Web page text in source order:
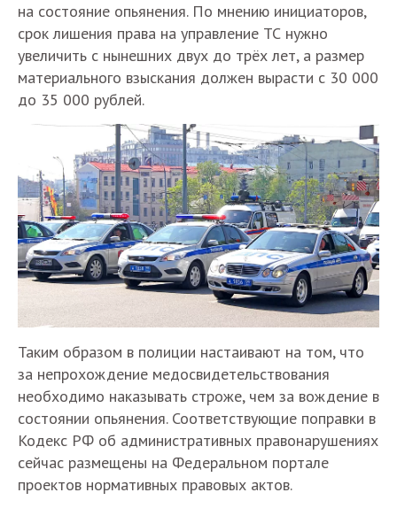
на состояние опьянения. По мнению инициаторов,
срок лишения права на управление ТС нужно
увеличить с нынешних двух до трёх лет, а размер
материального взыскания должен вырасти с 30 000
до 35 000 рублей.
Таким образом в полиции настаивают на том, что
за непрохождение медосвидетельствования
необходимо наказывать строже, чем за вождение в
состоянии опьянения. Соответствующие поправки в
Кодекс РФ об административных правонарушениях
сейчас размещены на Федеральном портале
проектов нормативных правовых актов.